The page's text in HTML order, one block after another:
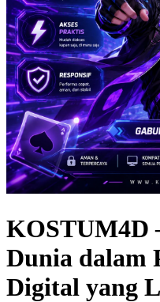
KOSTUM4D
Dunia dalam
Digital yang